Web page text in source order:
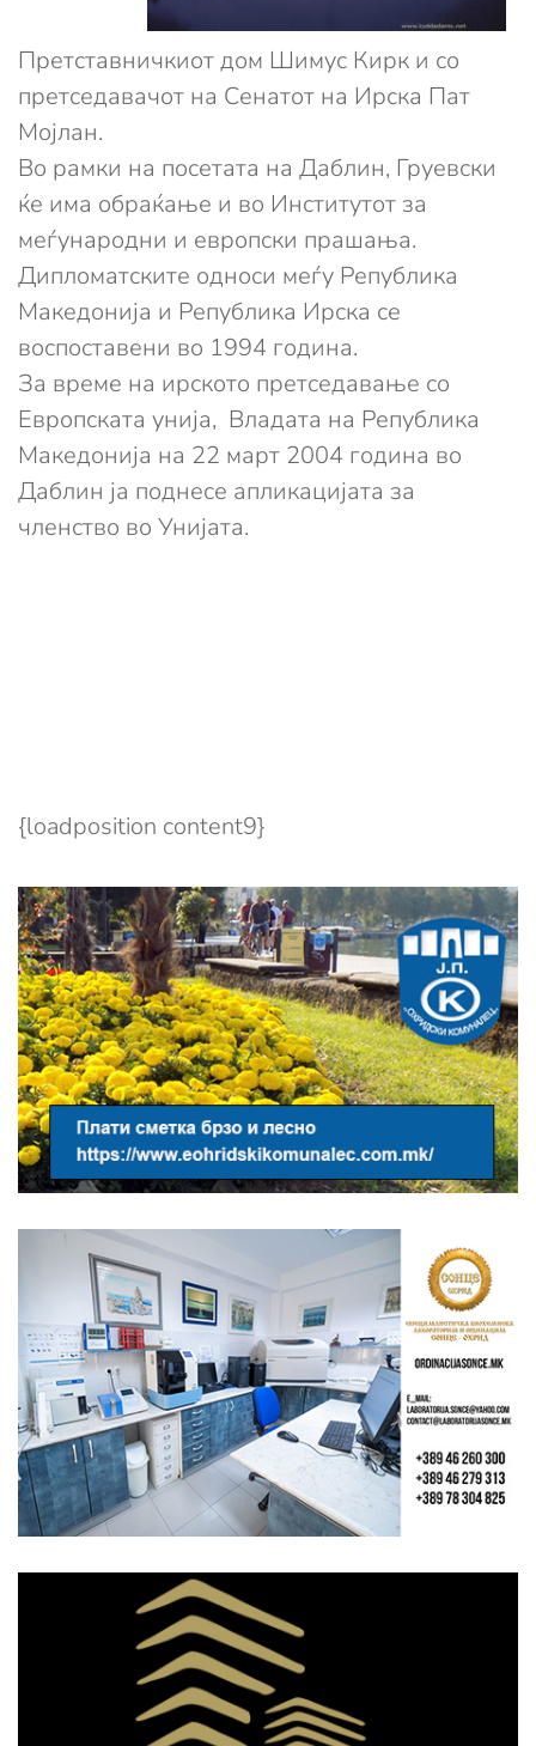
Претставничкиот дом Шимус Кирк и со
претседавачот на Сенатот на Ирска Пат
Мојлан.
Во рамки на посетата на Даблин, Груевски
ќе има обраќање и во Институтот за
меѓународни и европски прашања.
Дипломатските односи меѓу Република
Македонија и Република Ирска се
воспоставени во 1994 година.
За време на ирското претседавање со
Европската унија, Владата на Република
Македонија на 22 март 2004 година во
Даблин ја поднесе апликацијата за
членство во Унијата.
{loadposition content9}